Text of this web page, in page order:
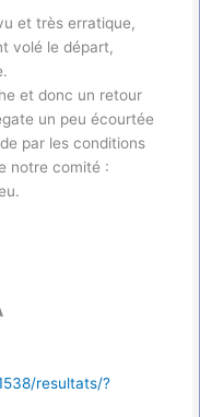
et très erratique,
volé le départ,
et donc un retour
un peu écourtée
par les conditions
notre comité :
resultats/?